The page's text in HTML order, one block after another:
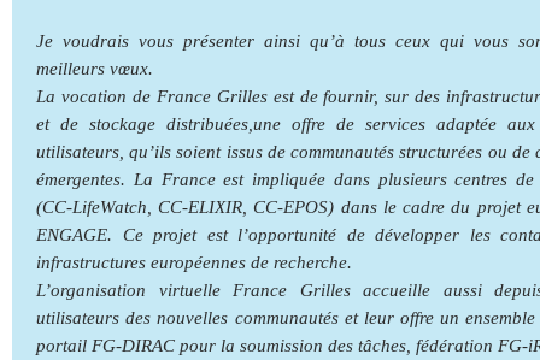
Je voudrais vous présenter ainsi qu’à tous ceux qui vous
meilleurs vœux.
La vocation de France Grilles est de fournir, sur des
et de stockage distribuées,une offre de services adaptée
utilisateurs, qu’ils soient issus de communautés structurées ou de
émergentes. La France est impliquée dans plusieurs centres de
(CC-LifeWatch, CC-ELIXIR, CC-EPOS) dans le cadre du projet
ENGAGE. Ce projet est l’opportunité de développer les
infrastructures européennes de recherche.
L’organisation virtuelle France Grilles accueille aussi
utilisateurs des nouvelles communautés et leur offre un
portail FG-DIRAC pour la soumission des tâches, fédération FG-